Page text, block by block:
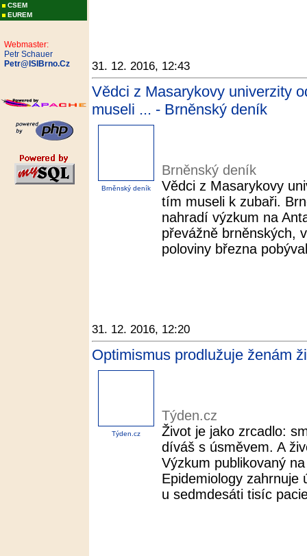
CSEM
EUREM
Webmaster:
Petr Schauer
Petr@ISIBrno.Cz
31. 12. 2016, 12:43
Vědci z Masarykovy univerzity
museli ... - Brněnský deník
Brněnský deník
Brněnský deník
Vědci z Masarykovy
tím museli k zubaři.
nahradí výzkum na
převážně brněnských,
poloviny března
31. 12. 2016, 12:20
Optimismus prodlužuje ženám
Týden.cz
Týden.cz
Život je jako zrcadlo:
díváš s úsměvem. A
Výzkum publikovaný
Epidemiology zahrnuje
u sedmdesáti tisíc